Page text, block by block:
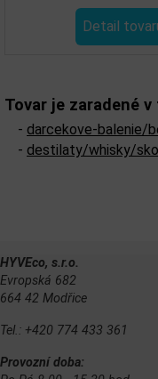
Detail tovaru
Tovar je zaradené
- darcekove-balenie/
- destilaty/whisky/
HYVEco, s.r.o.
Evropská 682
664 42 Modřice
Tel.: +420 774 433 361
Provozní doba: